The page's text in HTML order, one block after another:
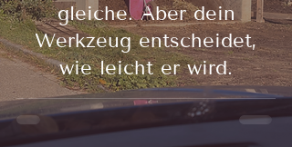
gleiche. Aber dein
Werkzeug entscheidet,
wie leicht er wird.